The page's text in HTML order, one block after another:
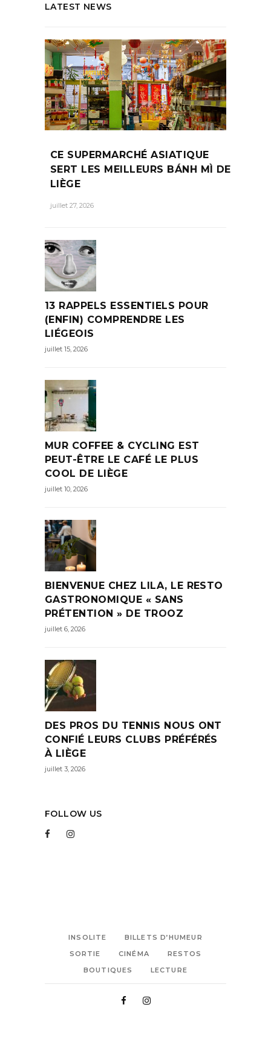
LATEST NEWS
CE SUPERMARCHÉ ASIATIQUE
SERT LES MEILLEURS BÁNH MÌ DE
LIÈGE
juillet 27, 2026
13 RAPPELS ESSENTIELS POUR
(ENFIN) COMPRENDRE LES
LIÉGEOIS
juillet 15, 2026
MUR COFFEE & CYCLING EST
PEUT-ÊTRE LE CAFÉ LE PLUS
COOL DE LIÈGE
juillet 10, 2026
BIENVENUE CHEZ LILA, LE RESTO
GASTRONOMIQUE « SANS
PRÉTENTION » DE TROOZ
juillet 6, 2026
DES PROS DU TENNIS NOUS ONT
CONFIÉ LEURS CLUBS PRÉFÉRÉS
À LIÈGE
juillet 3, 2026
FOLLOW US
INSOLITE
BILLETS D’HUMEUR
SORTIE
CINÉMA
RESTOS
BOUTIQUES
LECTURE